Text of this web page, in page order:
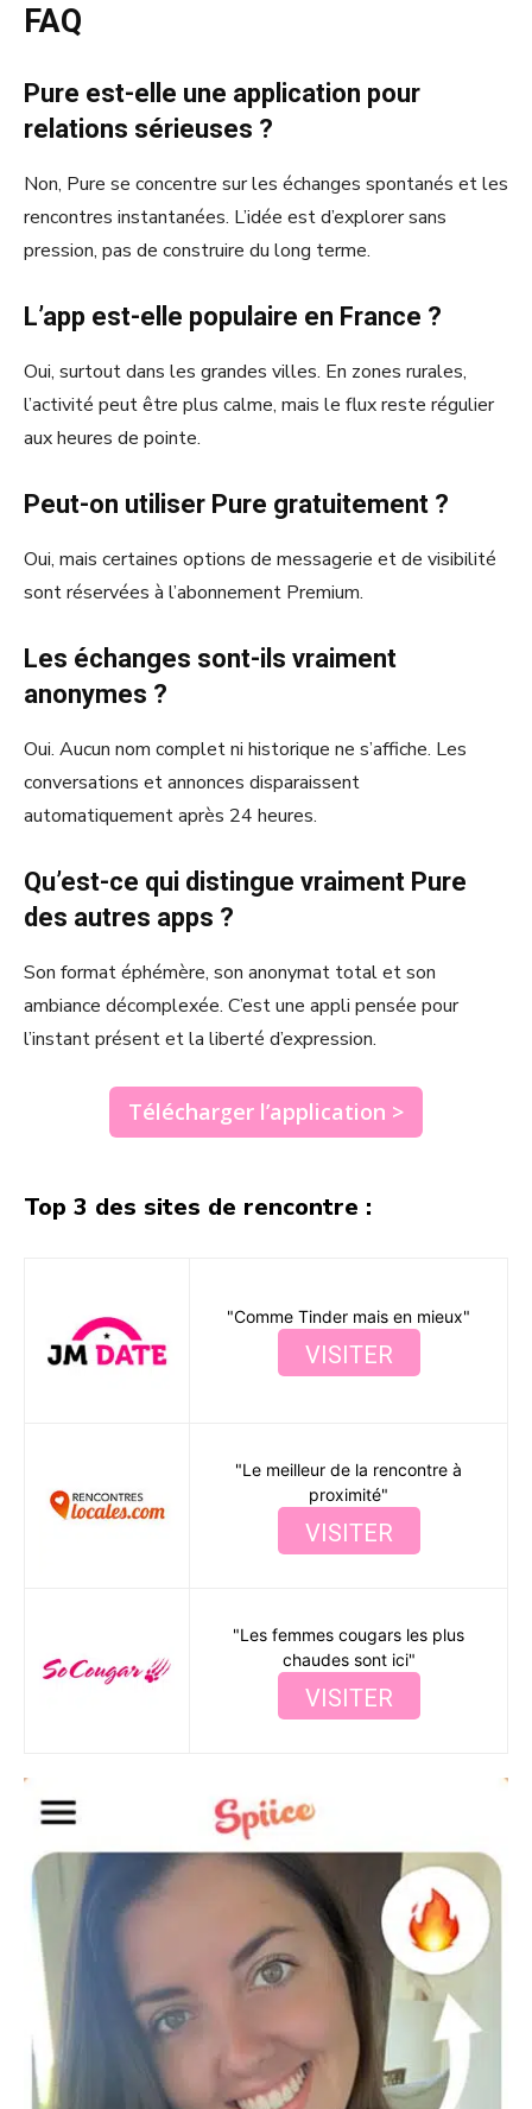
FAQ
Pure est-elle une application pour
relations sérieuses ?
Non, Pure se concentre sur les échanges spontanés et les
rencontres instantanées. L’idée est d’explorer sans
pression, pas de construire du long terme.
L’app est-elle populaire en France ?
Oui, surtout dans les grandes villes. En zones rurales,
l’activité peut être plus calme, mais le flux reste régulier
aux heures de pointe.
Peut-on utiliser Pure gratuitement ?
Oui, mais certaines options de messagerie et de visibilité
sont réservées à l’abonnement Premium.
Les échanges sont-ils vraiment
anonymes ?
Oui. Aucun nom complet ni historique ne s’affiche. Les
conversations et annonces disparaissent
automatiquement après 24 heures.
Qu’est-ce qui distingue vraiment Pure
des autres apps ?
Son format éphémère, son anonymat total et son
ambiance décomplexée. C’est une appli pensée pour
l’instant présent et la liberté d’expression.
Télécharger l’application >
Top 3 des sites de rencontre :
"Comme Tinder mais en mieux"
VISITER
"Le meilleur de la rencontre à
proximité"
VISITER
"Les femmes cougars les plus
chaudes sont ici"
VISITER